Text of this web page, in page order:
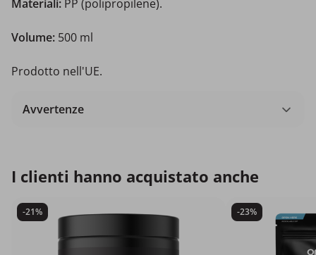
Materiali: PP (polipropilene).
Volume: 500 ml
Prodotto nell'UE.
Avvertenze
I clienti hanno acquistato anche
-21% -23%